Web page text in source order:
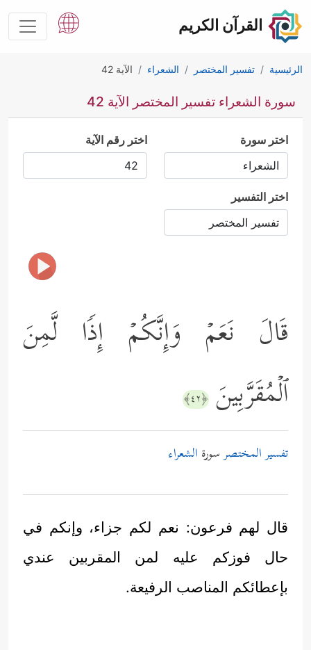
القرآن الكريم
الرئيسية تفسير المختصر الشعراء الآية 42
سورة الشعراء تفسير المختصر الآية 42
اختر سورة اختر رقم الآية
اختر التفسير
قَالَ نَعَمۡ وَإِنَّكُمۡ إِذࣰا لَّمِنَ
ٱلۡمُقَرَّبِینَ ﴿٤٢﴾
تفسير المختصرسورة الشعراء
قال لهم فرعون: نعم لكم جزاء، وإنكم في
حال فوزكم عليه لمن المقربين عندي
بإعطائكم المناصب الرفيعة.